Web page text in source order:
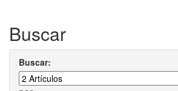
Buscar
Buscar: